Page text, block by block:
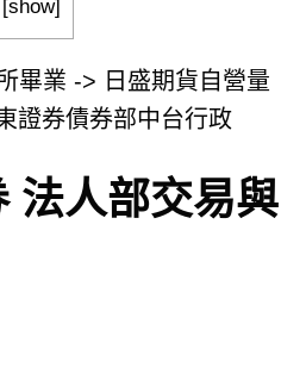
[show]
畢業 -> 日盛期貨自營量
證券債券部中台行政
法人部交易與